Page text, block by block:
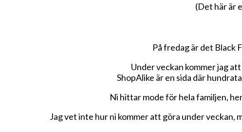
(Det här är
På fredag är det Black
Under veckan kommer jag
ShopAlike är en sida där
Ni hittar mode för hela familjen,
Jag vet inte hur ni kommer att göra under veckan,